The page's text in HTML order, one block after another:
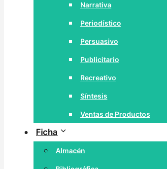
Narrativa
Periodístico
Persuasivo
Publicitario
Recreativo
Síntesis
Ventas de Productos
Ficha
Almacén